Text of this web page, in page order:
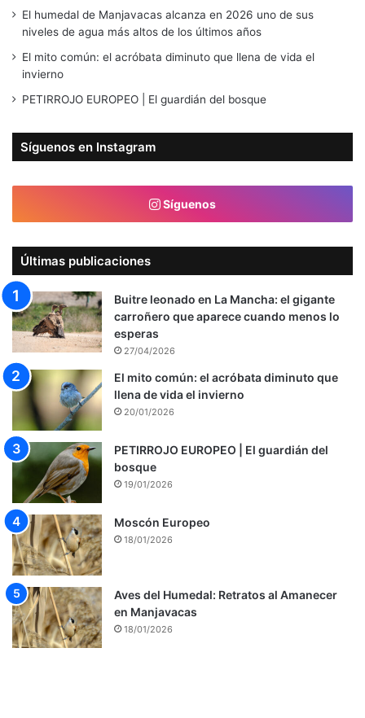
El humedal de Manjavacas alcanza en 2026 uno de sus
niveles de agua más altos de los últimos años
El mito común: el acróbata diminuto que llena de vida el
invierno
PETIRROJO EUROPEO | El guardián del bosque
Síguenos en Instagram
Síguenos
Últimas publicaciones
Buitre leonado en La Mancha: el gigante
carroñero que aparece cuando menos lo
esperas
27/04/2026
El mito común: el acróbata diminuto que
llena de vida el invierno
20/01/2026
PETIRROJO EUROPEO | El guardián del
bosque
19/01/2026
Moscón Europeo
18/01/2026
Aves del Humedal: Retratos al Amanecer
en Manjavacas
18/01/2026